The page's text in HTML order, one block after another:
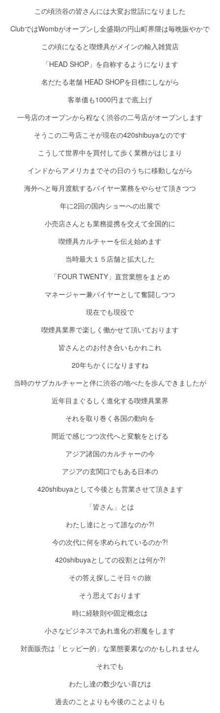
この頃渋谷の皆さんには大変お世話になりました
ClubではWombがオープンし全盛期の円山町界隈は毎晩賑やかで
この頃になると喫煙具がメインの輸入雑貨店
「HEAD SHOP」を自称するようになります
名だたる老舗 HEAD SHOPを目標にしながら
客単価も1000円まで底上げ
一号店のオープンから程なく渋谷の二号店がオープンします
そうこの二号店こそが現在の420shibuyaなのです
こうして世界中を買付して歩く業務がはじまり
インドからアメリカまでその日のうちに移動しながら
海外へと毎月渡航するバイヤー業務をやらせて頂きつつ
年に2回の国内ショーへの出展で
小売店さんとも業務提携を交えて全国的に
喫煙具カルチャーを伝え始めます
当時最大１５店舗と拡大した
「FOUR TWENTY」直営業態をまとめ
マネージャー兼バイヤーとして奮闘しつつ
現在でも現役で
喫煙具業界で楽しく働かせて頂いております
皆さんとのお付き合いもかれこれ
20年ちかくになりますね
当時のサブカルチャーと伴に渋谷の地べたを歩んできましたが
近年目まぐるしく進化する喫煙具業界
それを取り巻く各国の動向を
間近で感じつつ次代へと変貌をとげる
アジア諸国のカルチャーの今
アジアの玄関口でもある日本の
420shibuyaとして今後とも営業させて頂きます
「皆さん」とは
わたし達にとって誰なのか?!
今の次代に何を求められているのか?!
420shibuyaとしての役割とは何か?!
その答え探しこそ日々の旅
そう思えております
時に経験則や固定概念は
小さなビジネスであれ進化の邪魔をします
対面販売は「ヒッピー的」な業態要素なのかもしれません
それでも
わたし達の数少ない喜びは
過去のことよりも今後のことよりも